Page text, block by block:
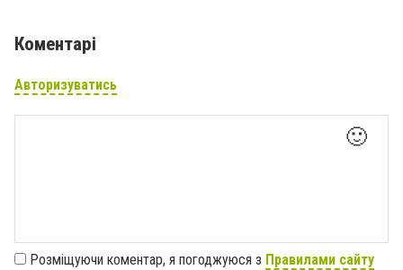
Коментарі
Авторизуватись
🙂
Розміщуючи коментар, я погоджуюся з Правилами сайту